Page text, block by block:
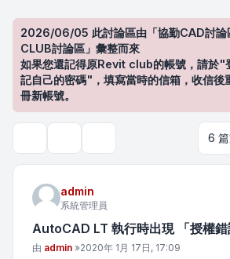
2026/06/05 此討論區由「協勤CAD討論
CLUB討論區」彙整而來
如果您還記得原Revit club的帳號，請於"
記自己的密碼"，填寫當時的信箱，收信後
冊新帳號。
6
admin
系統管理員
AutoCAD LT 執行時出現 「授權錯
文章
由 admin »2020年 1月 17日, 17:09